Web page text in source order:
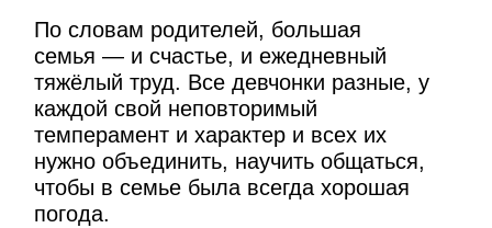
По словам родителей, большая
семья — и счастье, и ежедневный
тяжёлый труд. Все девчонки разные, у
каждой свой неповторимый
темперамент и характер и всех их
нужно объединить, научить общаться,
чтобы в семье была всегда хорошая
погода.